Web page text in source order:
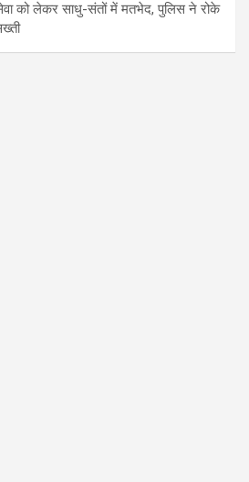
को लेकर साधु-संतों में मतभेद, पुलिस ने रोके